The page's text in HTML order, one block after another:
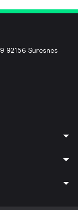
92156 Suresnes